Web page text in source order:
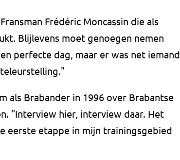
Frédéric Moncassin die als
Blijlevens moet genoegen nemen
perfecte dag, maar er was net iemand
als Brabander in 1996 over Brabantse
"Interview hier, interview daar. Het
eerste etappe in mijn trainingsgebied